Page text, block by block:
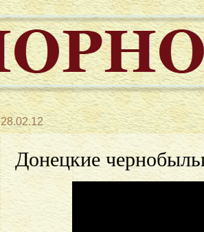
28.02.12
Донецкие